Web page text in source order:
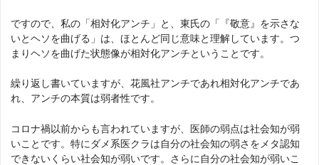
ですので、私の「相対化アンチ」と、東氏の「『敬意』を示さな
いとヘソを曲げる」は、ほとんど同じ意味と理解しています。つ
まりヘソを曲げた状態像が相対化アンチということです。
繰り返し書いていますが、花風社アンチであれ相対化アンチであ
れ、アンチの本質は弱者性です。
コロナ禍以前からも言われていますが、医師の弱点は社会知が弱
いことです。特にダメ系医クラは自分の社会知の弱さをメタ認知
できないくらい社会知が弱いです。さらに自分の社会知が弱いこ